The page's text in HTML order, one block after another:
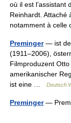
où il est l’assistant
Reinhardt. Attaché
notamment à
Preminger— ist
(1911–2006),
Filmproduzent
amerikanischer
ist eine …
Deutsch
Preminger—